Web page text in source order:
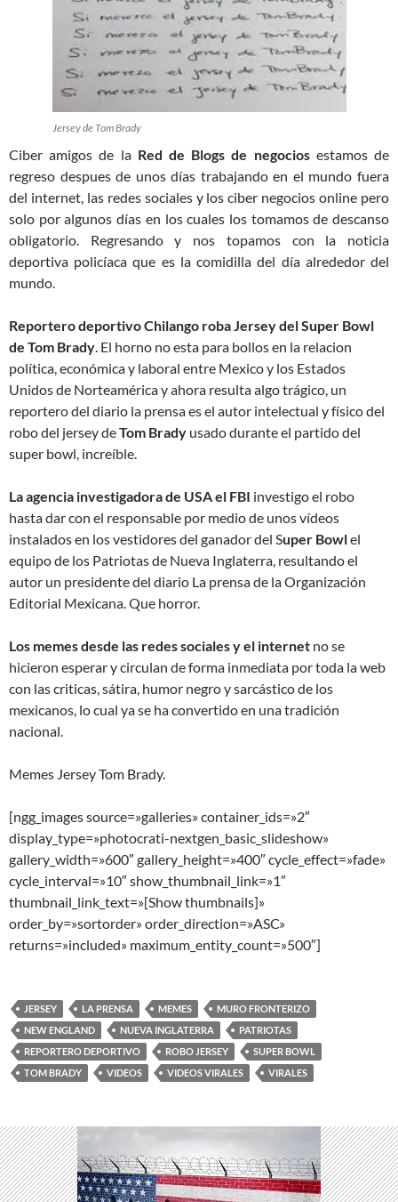
Jersey de Tom Brady
Ciber amigos de la Red de Blogs de negociosestamos de
regreso despues de unos días trabajando en el mundo fuera
del internet, las redes sociales y los ciber negocios online pero
solo por algunos días en los cuales los tomamos de descanso
obligatorio. Regresando y nos topamos con la noticia
deportiva policíaca que es la comidilla del día alrededor del
mundo.
Reportero deportivo Chilango roba Jersey del Super Bowl
de Tom Brady. El horno no esta para bollos en la relacion
política, económica y laboral entre Mexico y los Estados
Unidos de Norteamérica y ahora resulta algo trágico, un
reportero del diario la prensa es el autor intelectual y físico del
robo del jersey deTom Brady usado durante el partido del
super bowl, increíble.
La agencia investigadora de USA el FBI investigo el robo
hasta dar con el responsable por medio de unos vídeos
instalados en los vestidores del ganador del Super Bowlel
equipo de los Patriotas de Nueva Inglaterra, resultando el
autor un presidente del diario La prensa de la Organización
Editorial Mexicana. Que horror.
Los memes desde las redes sociales y el internet no se
hicieron esperar y circulan de forma inmediata por toda la web
con las criticas, sátira, humor negro y sarcástico de los
mexicanos, lo cual ya se ha convertido en una tradición
nacional.
Memes Jersey Tom Brady.
[ngg_images source=»galleries» container_ids=»2″
display_type=»photocrati-nextgen_basic_slideshow»
gallery_width=»600″ gallery_height=»400″ cycle_effect=»fade»
cycle_interval=»10″ show_thumbnail_link=»1″
thumbnail_link_text=»[Show thumbnails]»
order_by=»sortorder» order_direction=»ASC»
returns=»included» maximum_entity_count=»500″]
JERSEY LA PRENSA MEMES
MURO FRONTERIZO
NEW ENGLAND
NUEVA INGLATERRA
PATRIOTAS
REPORTERO DEPORTIVO
ROBO JERSEY
SUPER BOWL
TOM BRADY
VIDEOS VIDEOS VIRALES VIRALES